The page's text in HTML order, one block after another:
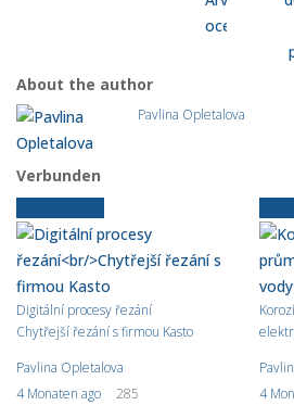
ocelárnu AST
About the author
Pavlina Opletalova
Verbunden
Digitální procesy řezání
Chytřejší řezání s firmou Kasto
Pavlina Opletalova
4 Monaten ago
285
4